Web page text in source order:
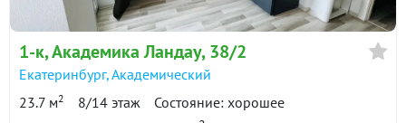
1-к, Академика Ландау, 38/2
Екатеринбург,Академический
23.7 м2 8/14 этаж Состояние: хорошее